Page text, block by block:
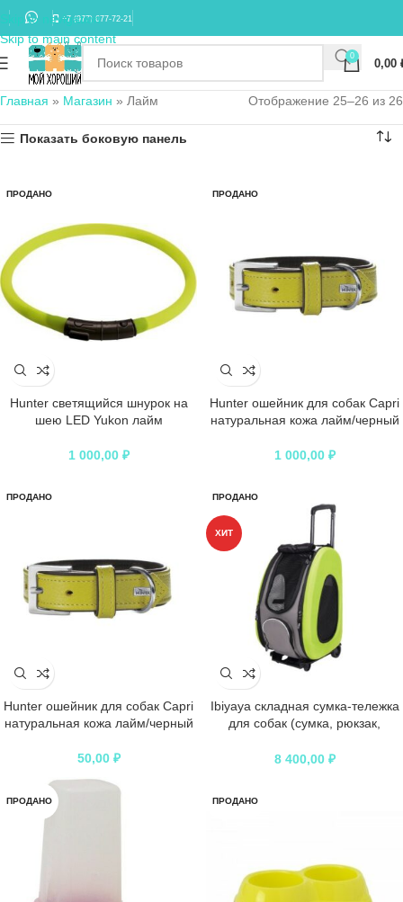
Skip to navigation
Skip to main content
+7 (977) 677-72-21
0
0,00
Главная » Магазин » Лайм Отображение 25–26 из 26
Показать боковую панель
ПРОДАНО
Hunter cветящийся шнурок на
шею LED Yukon лайм
1 000,00 ₽
ПРОДАНО
Hunter ошейник для собак Capri
натуральная кожа лайм/черный
1 000,00 ₽
ПРОДАНО
Hunter ошейник для собак Capri
натуральная кожа лайм/черный
50,00 ₽
ПРОДАНО
ХИТ
Ibiyaya складная сумка-тележка
для собак (сумка, рюкзак,
8 400,00 ₽
ПРОДАНО ПРОДАНО